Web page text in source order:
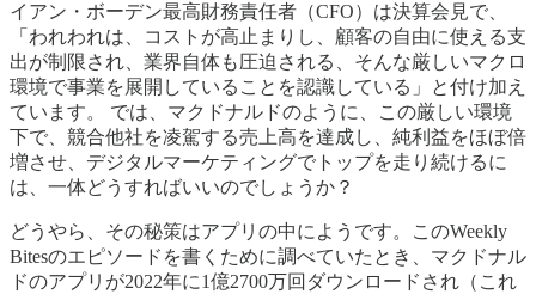
イアン・ボーデン最高財務責任者（CFO）は決算会見で、
「われわれは、コストが高止まりし、顧客の自由に使える支
出が制限され、業界自体も圧迫される、そんな厳しいマクロ
環境で事業を展開していることを認識している」と付け加え
ています。 では、マクドナルドのように、この厳しい環境
下で、競合他社を凌駕する売上高を達成し、純利益をほぼ倍
増させ、デジタルマーケティングでトップを走り続けるに
は、一体どうすればいいのでしょうか？
どうやら、その秘策はアプリの中にようです。このWeekly
Bitesのエピソードを書くために調べていたとき、マクドナル
ドのアプリが2022年に1億2700万回ダウンロードされ（これ